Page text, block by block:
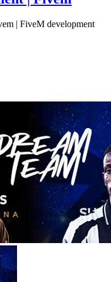
| FiveM development